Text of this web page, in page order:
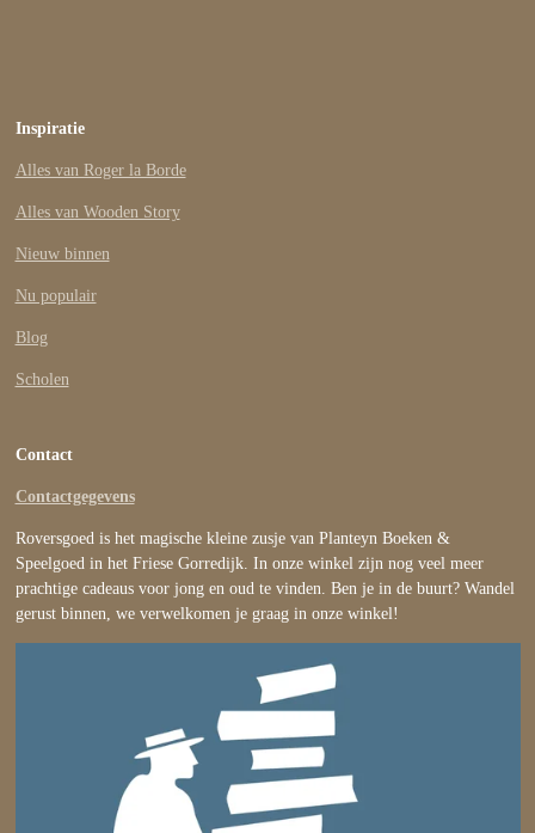
Inspiratie
Alles van Roger la Borde
Alles van Wooden Story
Nieuw binnen
Nu populair
Blog
Scholen
Contact
Contactgegevens
Roversgoed is het magische kleine zusje van Planteyn Boeken &
Speelgoed in het Friese Gorredijk. In onze winkel zijn nog veel meer
prachtige cadeaus voor jong en oud te vinden. Ben je in de buurt? Wandel
gerust binnen, we verwelkomen je graag in onze winkel!